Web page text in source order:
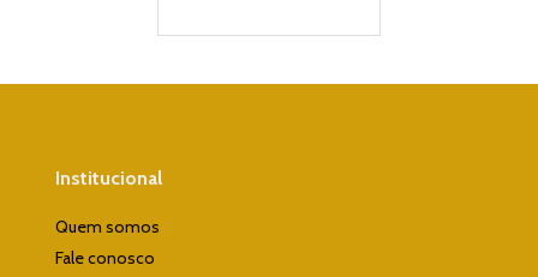
Institucional
Quem somos
Fale conosco